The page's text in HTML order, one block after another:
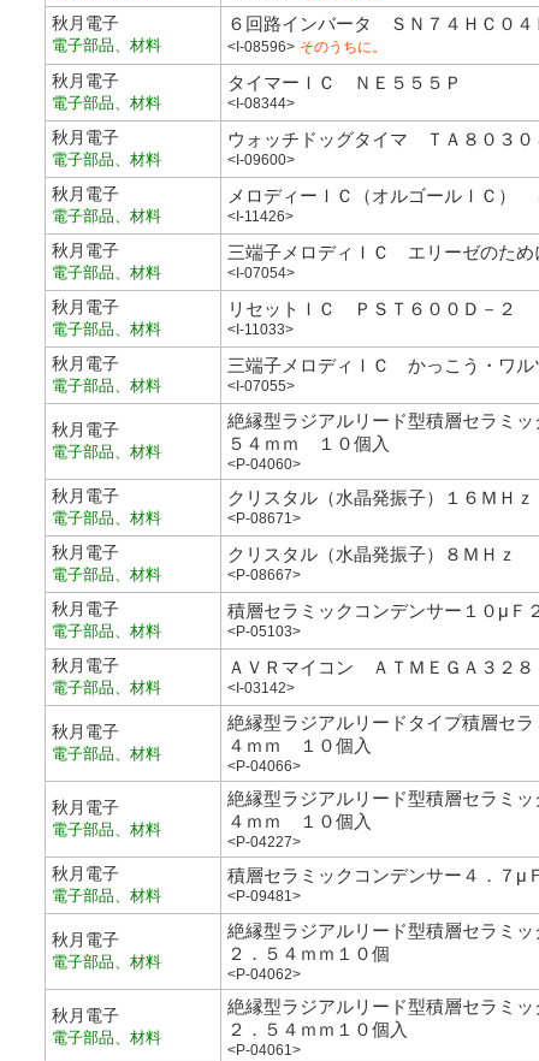
秋月電子
電子部品、材料
６回路インバータ ＳＮ７４ＨＣ０４
<I-08596> そのうちに。
秋月電子
電子部品、材料
タイマーＩＣ ＮＥ５５５Ｐ
<I-08344>
秋月電子
電子部品、材料
ウォッチドッグタイマ ＴＡ８０３０
<I-09600>
秋月電子
電子部品、材料
メロディーＩＣ（オルゴールＩＣ）
<I-11426>
秋月電子
電子部品、材料
三端子メロディＩＣ エリーゼのた
<I-07054>
秋月電子
電子部品、材料
リセットＩＣ ＰＳＴ６００Ｄ－２
<I-11033>
秋月電子
電子部品、材料
三端子メロディＩＣ かっこう・ワ
<I-07055>
秋月電子
電子部品、材料
絶縁型ラジアルリード型積層セラミ
５４ｍｍ １０個入
<P-04060>
秋月電子
電子部品、材料
クリスタル（水晶発振子）１６ＭＨｚ
<P-08671>
秋月電子
電子部品、材料
クリスタル（水晶発振子）８ＭＨｚ
<P-08667>
秋月電子
電子部品、材料
積層セラミックコンデンサー１０μＦ
<P-05103>
秋月電子
電子部品、材料
ＡＶＲマイコン ＡＴＭＥＧＡ３２８
<I-03142>
秋月電子
電子部品、材料
絶縁型ラジアルリードタイプ積層セ
４ｍｍ １０個入
<P-04066>
秋月電子
電子部品、材料
絶縁型ラジアルリード型積層セラミ
４ｍｍ １０個入
<P-04227>
秋月電子
電子部品、材料
積層セラミックコンデンサー４．７μ
<P-09481>
秋月電子
電子部品、材料
絶縁型ラジアルリード型積層セラミ
２．５４ｍｍ１０個
<P-04062>
秋月電子
電子部品、材料
絶縁型ラジアルリード型積層セラミ
２．５４ｍｍ１０個入
<P-04061>